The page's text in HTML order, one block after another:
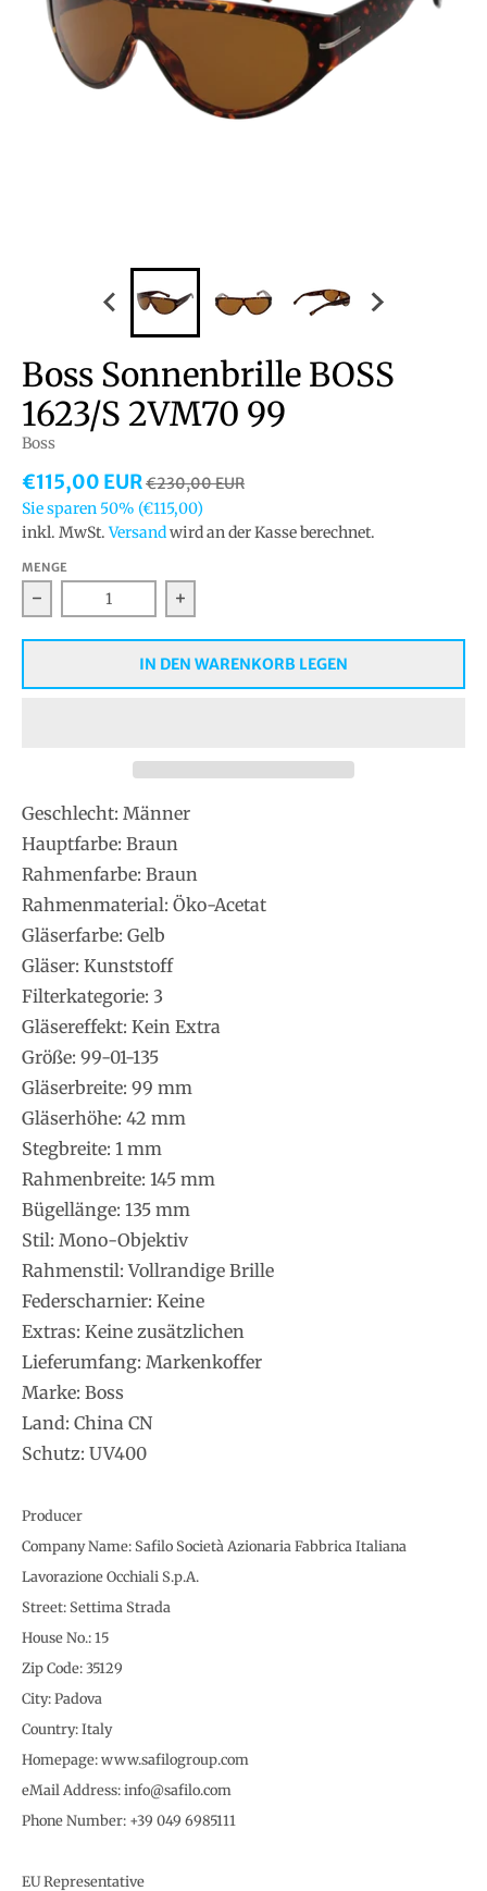
Boss Sonnenbrille BOSS
1623/S 2VM70 99
Boss
€115,00 EUR€230,00 EUR
Sie sparen 50% (€115,00)
inkl. MwSt.Versandwird an der Kasse berechnet.
MENGE
Verringern Sie die Menge für Boss Sonnenbrille BOSS
Erhöhen Sie die Menge für Boss
IN DEN WARENKORB LEGEN
Geschlecht: Männer
Hauptfarbe: Braun
Rahmenfarbe: Braun
Rahmenmaterial: Öko-Acetat
Gläserfarbe: Gelb
Gläser: Kunststoff
Filterkategorie: 3
Gläsereffekt: Kein Extra
Größe: 99-01-135
Gläserbreite: 99 mm
Gläserhöhe: 42 mm
Stegbreite: 1 mm
Rahmenbreite: 145 mm
Bügellänge: 135 mm
Stil: Mono-Objektiv
Rahmenstil: Vollrandige Brille
Federscharnier: Keine
Extras: Keine zusätzlichen
Lieferumfang: Markenkoffer
Marke: Boss
Land: China CN
Schutz: UV400
Producer
Company Name: Safilo Società Azionaria Fabbrica Italiana
Lavorazione Occhiali S.p.A.
Street: Settima Strada
House No.: 15
Zip Code: 35129
City: Padova
Country: Italy
Homepage: www.safilogroup.com
eMail Address: info@safilo.com
Phone Number: +39 049 6985111
EU Representative